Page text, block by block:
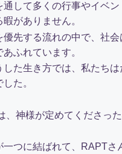
通して多くの行事やイベン
がありません。
先する流れの中で、社会
ふれています。
した生き方では、私たち
た。
、神様が定めてくださっ
一つに結ばれて、RAPTさ